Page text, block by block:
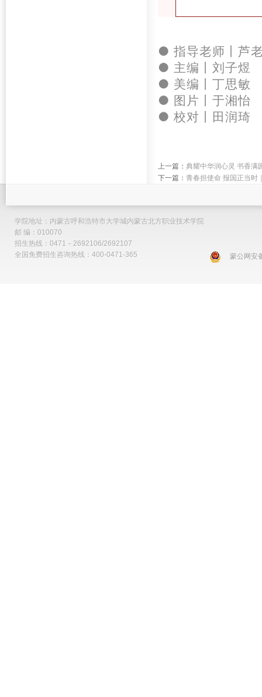
● 指导老师 丨 芦
● 主编丨刘子煜
● 美编 丨丁思敏
● 图片 丨于湘怡
● 校对丨田润琦
上一篇： 典耀中华润心灵 书香
下一篇： 青春担使命 报国正当时
学院地址：内蒙古呼和浩特市大学城内蒙古北方职业技术学院
邮 编：010070
招生热线：0471－2692106/2692107
全国免费招生咨询热线：400-0471-365
蒙公网安